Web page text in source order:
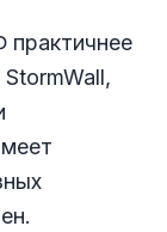
практичнее